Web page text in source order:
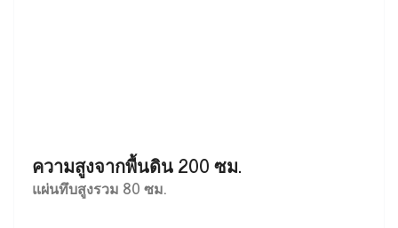
ความสูงจากพื้นดิน 200 ซม.
แผ่นทึบสูงรวม 80 ซม.